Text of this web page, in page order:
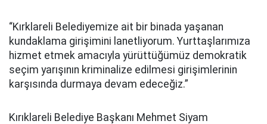
“Kırklareli Belediyemize ait bir binada yaşanan
kundaklama girişimini lanetliyorum. Yurttaşlarımıza
hizmet etmek amacıyla yürüttüğümüz demokratik
seçim yarışının kriminalize edilmesi girişimlerinin
karşısında durmaya devam edeceğiz.”
Kırıklareli Belediye Başkanı Mehmet Siyam